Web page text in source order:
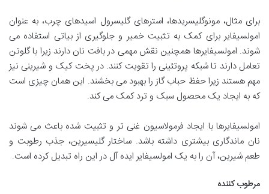
برای مثال، مونوگلیسریدها، استرهای گلیسرول اسیدهای چرب، به عنوان
امولسیفایر برای کمک به تثبیت خمیر و جلوگیری از بیاتی استفاده می
شوند. امولسیفایرها همچنین نقش مهمی در بافت نان دارند زیرا با گلوتن
تعامل دارند تا شبکه پروتئینی را تقویت کنند. در پخت کیک و شیرینی نیز
مهم هستند زیرا حفظ حباب گاز را بهبود می بخشند. این همان چیزی است
که به ایجاد یک محصول سبک و ترد کمک می کند.
امولسیفایرها با ایجاد فرمولاسیون غنی تر و تثبیت شده باعث می شوند
نان ماندگاری بیشتری داشته باشد. ساختار گلیسیرین، جذب رطوبت و
طعم شیرین، آن را به یک امولسیفایر ایده آل در این راه تبدیل کرده است.
مرطوب کننده